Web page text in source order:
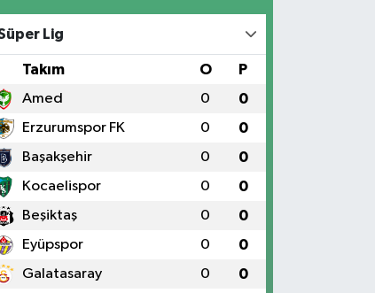
Lig
Takım O P
Amed 0 0
Erzurumspor FK 0 0
Başakşehir 0 0
Kocaelispor 0 0
Beşiktaş 0 0
Eyüpspor 0 0
Galatasaray 0 0